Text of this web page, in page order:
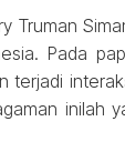
Truman
Pada
terjadi
inilah